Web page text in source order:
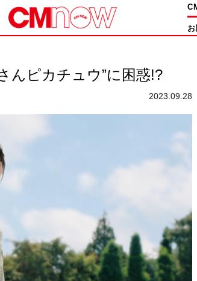
んピカチュウ”に困惑!?
2023.09.28